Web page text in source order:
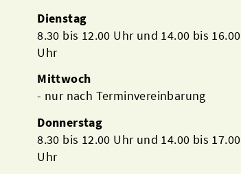
Dienstag
8.30 bis 12.00 Uhr und 14.00 bis 16.00
Uhr
Mittwoch
- nur nach Terminvereinbarung
Donnerstag
8.30 bis 12.00 Uhr und 14.00 bis 17.00
Uhr